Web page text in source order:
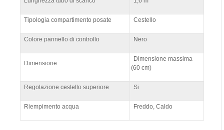
Tipologia compartimento posate Cestello
Colore pannello di controllo Nero
Dimensione
Dimensione massima
(60 cm)
Regolazione cestello superiore Si
Riempimento acqua Freddo, Caldo